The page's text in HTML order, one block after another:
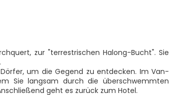
zur "terrestrischen Halong-Bucht". Sie
um die Gegend zu entdecken. Im Van-
Sie langsam durch die überschwemmten
geht es zurück zum Hotel.